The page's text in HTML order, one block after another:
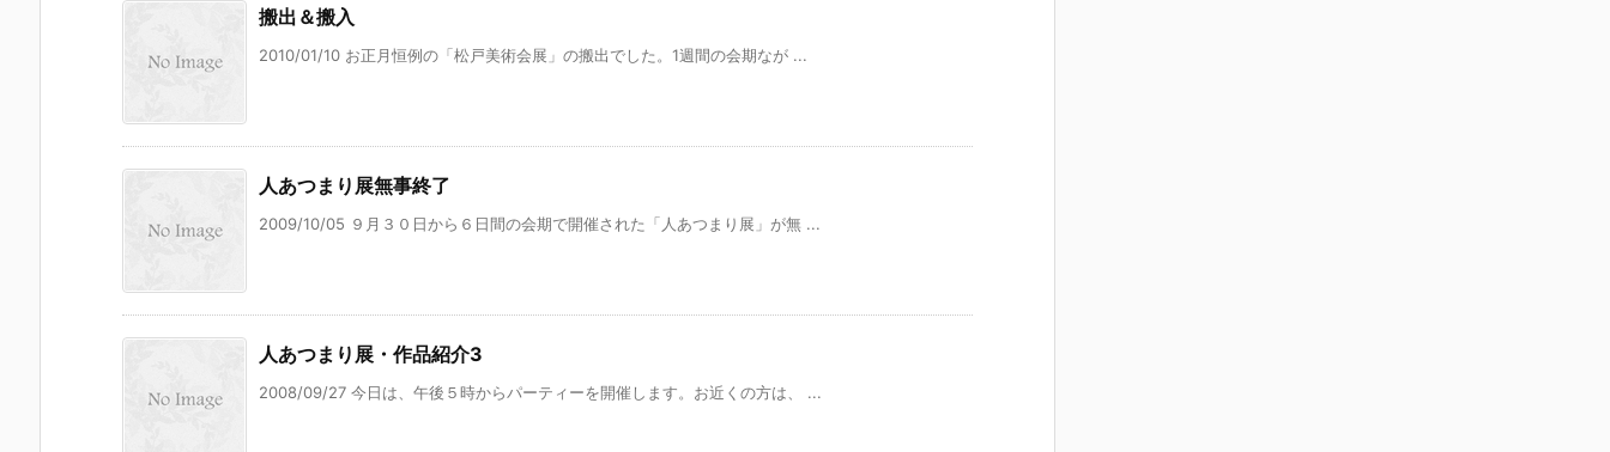
搬出＆搬入
2010/01/10 お正月恒例の「松戸美術会展」の搬出でした。1週間の会期なが ...
人あつまり展無事終了
2009/10/05 ９月３０日から６日間の会期で開催された「人あつまり展」が無 ...
人あつまり展・作品紹介3
2008/09/27 今日は、午後５時からパーティーを開催します。お近くの方は、 ...